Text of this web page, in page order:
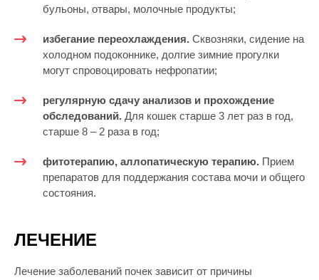
бульоны, отвары, молочные продукты;
избегание переохлаждения. Сквозняки, сидение на
холодном подоконнике, долгие зимние прогулки
могут спровоцировать нефропатии;
регулярную сдачу анализов и прохождение
обследований. Для кошек старше 3 лет раз в год,
старше 8 – 2 раза в год;
фитотерапию, аллопатическую терапию. Прием
препаратов для поддержания состава мочи и общего
состояния.
ЛЕЧЕНИЕ
Лечение заболеваний почек зависит от причины